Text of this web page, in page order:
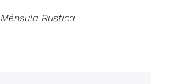
Ménsula Rustica